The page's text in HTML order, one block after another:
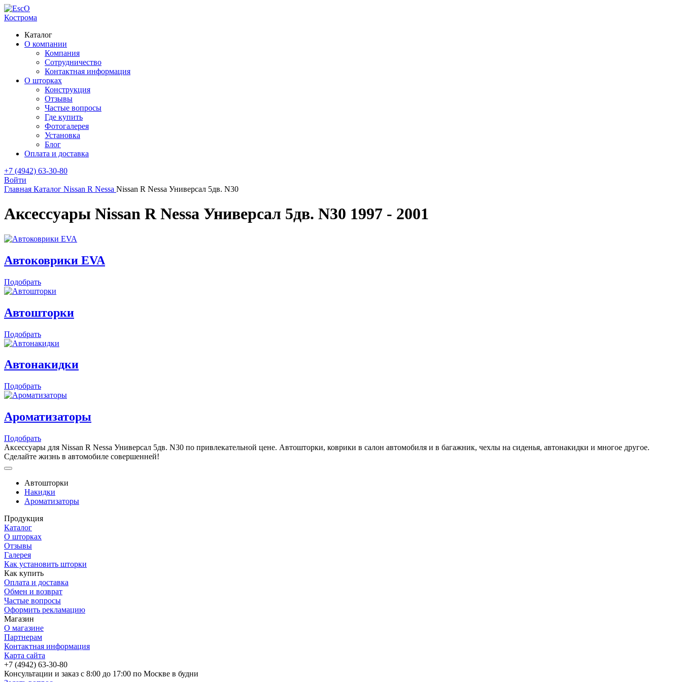
Кострома
Каталог
О компании
Компания
Сотрудничество
Контактная информация
О шторках
Конструкция
Отзывы
Частые вопросы
Где купить
Фотогалерея
Установка
Блог
Оплата и доставка
+7 (4942) 63-30-80
Войти
Главная Каталог Nissan R Nessa Nissan R Nessa Универсал 5дв. N30
Аксессуары Nissan R Nessa Универсал 5дв. N30 1997 - 2001
Автоковрики EVA
Подобрать
Автошторки
Подобрать
Автонакидки
Подобрать
Ароматизаторы
Подобрать
Аксессуары для Nissan R Nessa Универсал 5дв. N30 по привлекательной цене. Автошторки, коврики в салон автомобиля и в багажник, чехлы на сиденья, автонакидки и многое другое.
Сделайте жизнь в автомобиле совершенней!
Автошторки
Накидки
Ароматизаторы
Продукция
Каталог
О шторках
Отзывы
Галерея
Как установить шторки
Как купить
Оплата и доставка
Обмен и возврат
Частые вопросы
Оформить рекламацию
Магазин
О магазине
Партнерам
Контактная информация
Карта сайта
+7 (4942) 63-30-80
Консультации и заказ с 8:00 до 17:00 по Москве в будни